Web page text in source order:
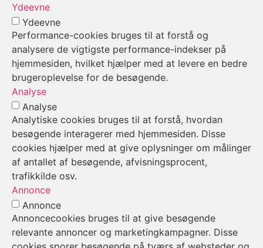
Ydeevne
Ydeevne
Performance-cookies bruges til at forstå og
analysere de vigtigste performance-indekser på
hjemmesiden, hvilket hjælper med at levere en bedre
brugeroplevelse for de besøgende.
Analyse
Analyse
Analytiske cookies bruges til at forstå, hvordan
besøgende interagerer med hjemmesiden. Disse
cookies hjælper med at give oplysninger om målinger
af antallet af besøgende, afvisningsprocent,
trafikkilde osv.
Annonce
Annonce
Annoncecookies bruges til at give besøgende
relevante annoncer og marketingkampagner. Disse